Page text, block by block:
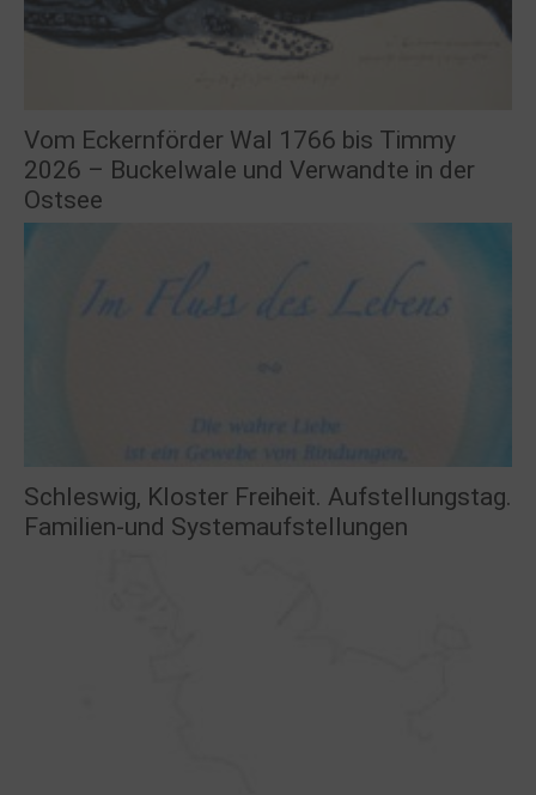
Vom Eckernförder Wal 1766 bis Timmy
2026 – Buckelwale und Verwandte in der
Ostsee
Schleswig, Kloster Freiheit. Aufstellungstag.
Familien-und Systemaufstellungen